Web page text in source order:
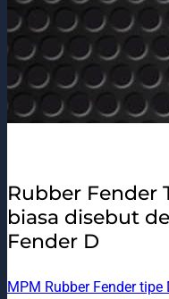
Rubber Fender
biasa disebut
Fender D
MPM Rubber Fender